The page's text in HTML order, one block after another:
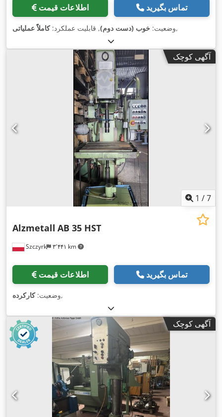
اطلاعات قیمت تماس بگیرید
وضعیت: خوب (دست دوم), قابلیت عملکرد:کاملاً عملیاتی ,
آگهی کوچک
1 /7
Szczyrk ۳٬۴۴۱ km
Alzmetall AB 35 HST
اطلاعات قیمت تماس بگیرید
وضعیت:کارکرده ,
آگهی کوچک